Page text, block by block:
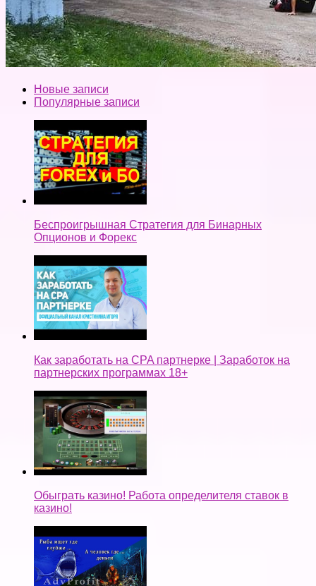
Новые записи
Популярные записи
Беспроигрышная Стратегия для Бинарных
Опционов и Форекс
Как заработать на CPA партнерке | Заработок на
партнерских программах 18+
Обыграть казино! Работа определителя ставок в
казино!